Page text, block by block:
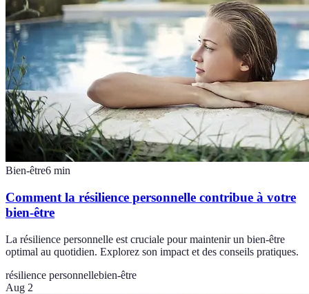
Bien-être6 min
Comment la résilience personnelle contribue à votre
bien-être
La résilience personnelle est cruciale pour maintenir un bien-être
optimal au quotidien. Explorez son impact et des conseils pratiques.
résilience personnellebien-être
Aug 2